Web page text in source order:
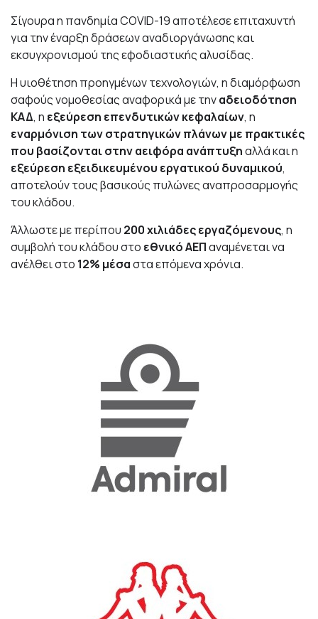
Σίγουρα η πανδημία COVID-19 αποτέλεσε επιταχυντή
για την έναρξη δράσεων αναδιοργάνωσης και
εκσυγχρονισμού της εφοδιαστικής αλυσίδας.
Η υιοθέτηση προηγμένων τεχνολογιών, η διαμόρφωση
σαφούς νομοθεσίας αναφορικά με τηναδειοδότηση
ΚΑΔ, η εξεύρεση επενδυτικών κεφαλαίων, η
εναρμόνιση των στρατηγικών πλάνων με πρακτικές
που βασίζονται στην αειφόρα ανάπτυξηαλλά και η
εξεύρεση εξειδικευμένου εργατικού δυναμικού,
αποτελούν τους βασικούς πυλώνες αναπροσαρμογής
του κλάδου.
Άλλωστε με περίπου 200 χιλιάδες εργαζόμενους, η
συμβολή του κλάδου στο εθνικό ΑΕΠαναμένεται να
ανέλθει στο 12% μέσαστα επόμενα χρόνια.